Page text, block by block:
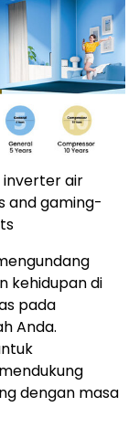
air
and gaming-
kehidupan di
pada
Anda.
dengan masa